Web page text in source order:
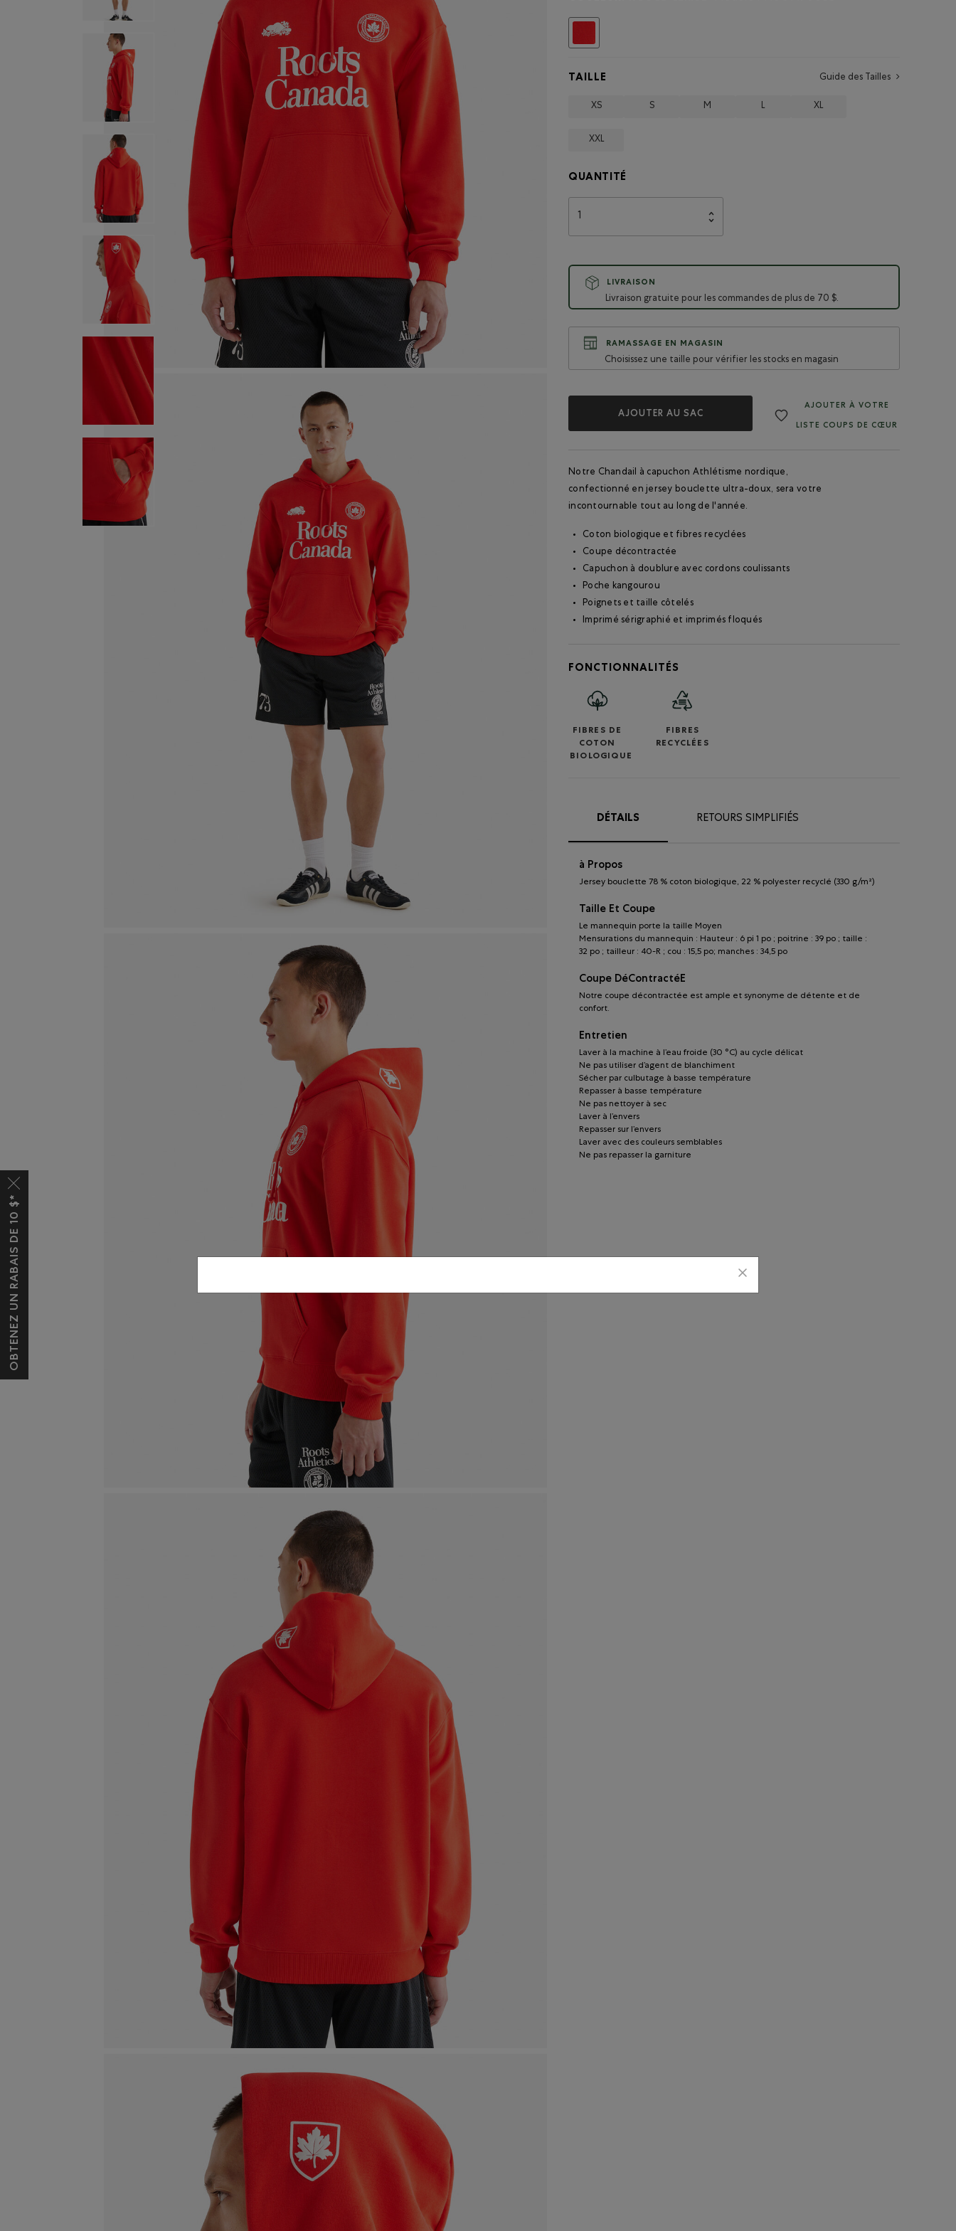
TAILLE Guide des Tailles
XS S M L XL
XXL
QUANTITÉ
LIVRAISON
Livraison gratuite pour les commandes de plus de 70 $.
RAMASSAGE EN MAGASIN
Choisissez une taille pour vérifier les stocks en magasin
AJOUTER AU SAC
AJOUTER À VOTRE
LISTE COUPS DE CŒUR
Notre Chandail à capuchon Athlétisme nordique,
confectionné en jersey bouclette ultra-doux, sera votre
incontournable tout au long de l'année.
Coton biologique et fibres recyclées
Coupe décontractée
Capuchon à doublure avec cordons coulissants
Poche kangourou
Poignets et taille côtelés
Imprimé sérigraphié et imprimés floqués
FONCTIONNALITÉS
FIBRES DE
COTON
BIOLOGIQUE
FIBRES
RECYCLÉES
DÉTAILS RETOURS SIMPLIFIÉS
à Propos
Jersey bouclette 78 % coton biologique, 22 % polyester recyclé (330 g/m²)
Taille Et Coupe
Le mannequin porte la taille Moyen
Mensurations du mannequin : Hauteur : 6 pi 1 po ; poitrine : 39 po ; taille :
32 po ; tailleur : 40-R ; cou : 15,5 po; manches : 34,5 po
Coupe DéContractéE
Notre coupe décontractée est ample et synonyme de détente et de
confort.
Entretien
Laver à la machine à l’eau froide (30 °C) au cycle délicat
Ne pas utiliser d’agent de blanchiment
Sécher par culbutage à basse température
Repasser à basse température
Ne pas nettoyer à sec
Laver à l’envers
Repasser sur l’envers
Laver avec des couleurs semblables
Ne pas repasser la garniture
OBTENEZ UN RABAIS DE 10 $*